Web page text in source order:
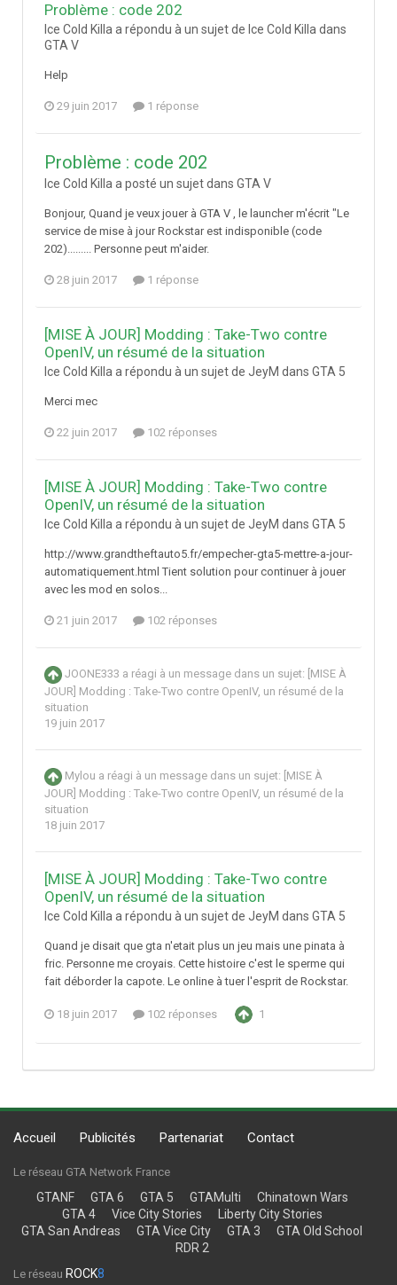
Problème : code 202
Ice Cold Killa a répondu à un sujet de Ice Cold Killa dans
GTA V
Help
29 juin 2017 1 réponse
Problème : code 202
Ice Cold Killa a posté un sujet dans GTA V
Bonjour, Quand je veux jouer à GTA V , le launcher m'écrit "Le
service de mise à jour Rockstar est indisponible (code
202)......... Personne peut m'aider.
28 juin 2017 1 réponse
[MISE À JOUR] Modding : Take-Two contre
OpenIV, un résumé de la situation
Ice Cold Killa a répondu à un sujet de JeyM dans GTA 5
Merci mec
22 juin 2017 102 réponses
[MISE À JOUR] Modding : Take-Two contre
OpenIV, un résumé de la situation
Ice Cold Killa a répondu à un sujet de JeyM dans GTA 5
http://www.grandtheftauto5.fr/empecher-gta5-mettre-a-jour-
automatiquement.html Tient solution pour continuer à jouer
avec les mod en solos...
21 juin 2017 102 réponses
JOONE333 a réagi à un message dans un sujet: [MISE À
JOUR] Modding : Take-Two contre OpenIV, un résumé de la
situation
19 juin 2017
Mylou a réagi à un message dans un sujet: [MISE À
JOUR] Modding : Take-Two contre OpenIV, un résumé de la
situation
18 juin 2017
[MISE À JOUR] Modding : Take-Two contre
OpenIV, un résumé de la situation
Ice Cold Killa a répondu à un sujet de JeyM dans GTA 5
Quand je disait que gta n'etait plus un jeu mais une pinata à
fric. Personne me croyais. Cette histoire c'est le sperme qui
fait déborder la capote. Le online à tuer l'esprit de Rockstar.
18 juin 2017 102 réponses 1
Accueil Publicités Partenariat Contact
Le réseau GTA Network France
GTANF GTA 6 GTA 5 GTAMulti
Chinatown Wars
GTA 4
Vice City Stories
Liberty City Stories
GTA San Andreas
GTA Vice City GTA 3
GTA Old School
RDR 2
Le réseau ROCK8